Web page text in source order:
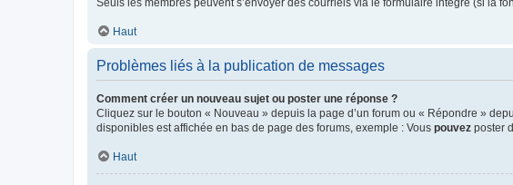
Haut
Problèmes liés à la publication de messages
Comment créer un nouveau sujet ou poster une réponse ?
Cliquez sur le bouton « Nouveau » depuis la page d’un forum ou « Répondre »
disponibles est affichée en bas de page des forums, exemple : Vous pouvez poster
Haut